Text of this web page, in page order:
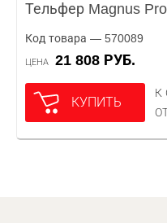
Тельфер Magnus
Код товара — 570089
ЦЕНА 21 808 РУБ.
КУПИТЬ
К